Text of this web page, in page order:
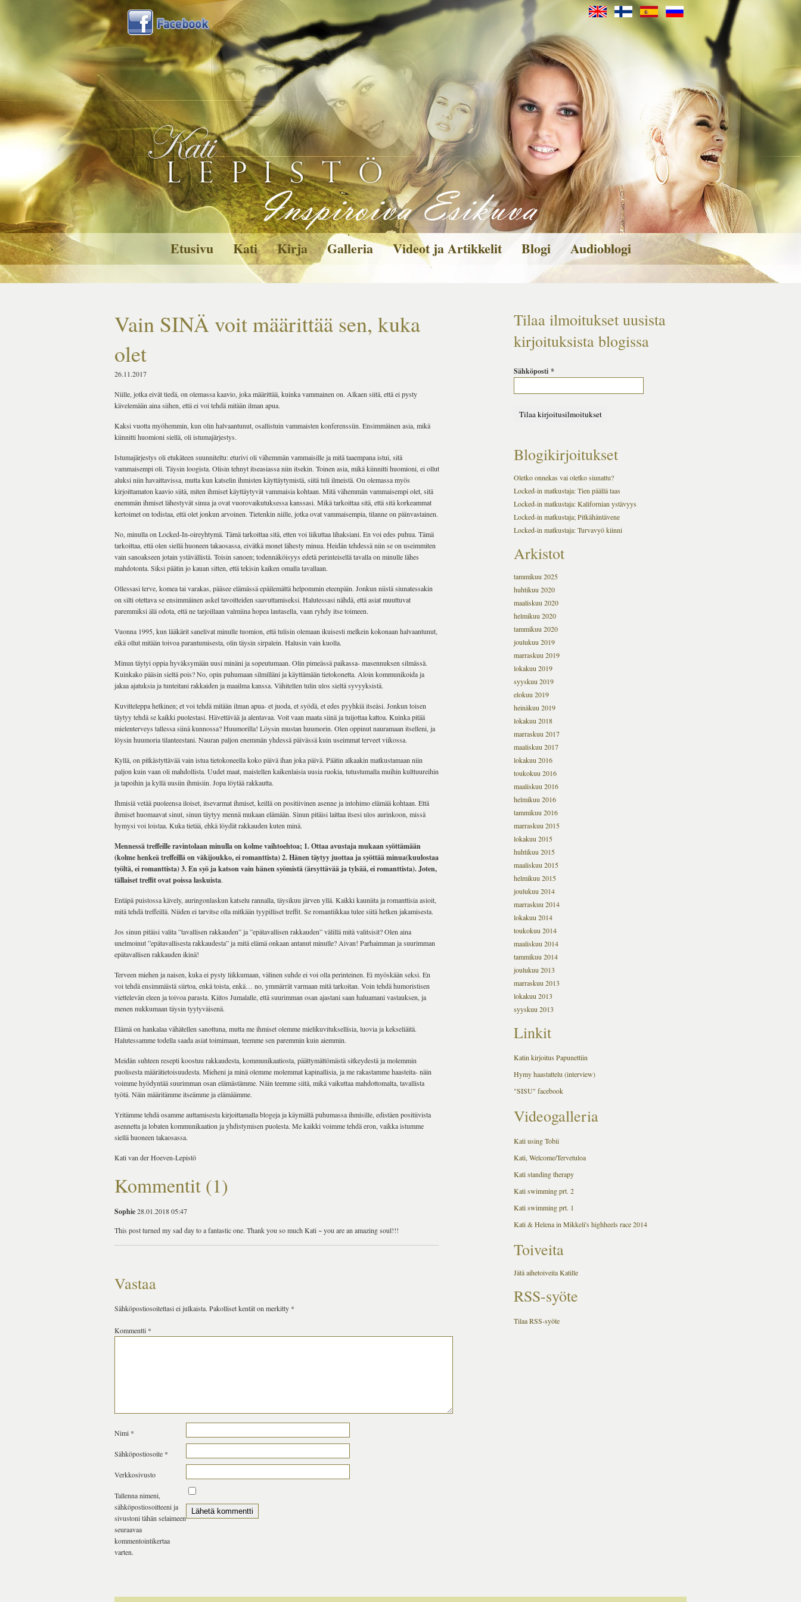
Etusivu Kati Kirja Galleria Videot ja Artikkelit Blogi
Toiveita
Audioblogi
Vain SINÄ voit määrittää sen, kuka
olet
26.11.2017
Niille, jotka eivät tiedä, on olemassa kaavio, joka määrittää, kuinka vammainen on. Alkaen siitä, että ei pysty
kävelemään aina siihen, että ei voi tehdä mitään ilman apua.
Kaksi vuotta myöhemmin, kun olin halvaantunut, osallistuin vammaisten konferenssiin. Ensimmäinen asia, mikä
kiinnitti huomioni siellä, oli istumajärjestys.
Istumajärjestys oli etukäteen suunniteltu: eturivi oli vähemmän vammaisille ja mitä taaempana istui, sitä
vammaisempi oli. Täysin loogista. Olisin tehnyt itseasiassa niin itsekin. Toinen asia, mikä kiinnitti huomioni, ei ollut
aluksi niin havaittavissa, mutta kun katselin ihmisten käyttäytymistä, siitä tuli ilmeistä. On olemassa myös
kirjoittamaton kaavio siitä, miten ihmiset käyttäytyvät vammaisia ​​kohtaan. Mitä vähemmän vammaisempi olet, sitä
enemmän ihmiset lähestyvät sinua ja ovat vuorovaikutuksessa kanssasi. Mikä tarkoittaa sitä, että sitä korkeammat
kertoimet on todistaa, että olet jonkun arvoinen. Tietenkin niille, jotka ovat vammaisempia, tilanne on päinvastainen.
No, minulla on Locked-In-oireyhtymä. Tämä tarkoittaa sitä, etten voi liikuttaa lihaksiani. En voi edes puhua. Tämä
tarkoittaa, että olen siellä huoneen takaosassa, eivätkä monet lähesty minua. Heidän tehdessä niin se on useimmiten
vain sanoakseen jotain ​​ystävällistä. Toisin sanoen; todennäköisyys edetä perinteisellä tavalla on minulle lähes
mahdotonta. Siksi päätin jo kauan sitten, että tekisin kaiken omalla tavallaan.
Ollessasi terve, komea tai varakas, pääsee elämässä epäilemättä helpommin eteenpäin. Jonkun niistä siunatessakin
on silti otettava se ensimmäinen askel tavoitteiden saavuttamiseksi. Halutessasi nähdä, että asiat muuttuvat
paremmiksi älä odota, että ne tarjoillaan valmiina hopea lautasella, vaan ryhdy itse toimeen.
Vuonna 1995, kun lääkärit sanelivat minulle tuomion, että tulisin olemaan ikuisesti melkein kokonaan halvaantunut,
eikä ollut mitään toivoa parantumisesta, olin täysin sirpalein. Halusin vain kuolla.
Minun täytyi oppia hyväksymään uusi minäni ja sopeutumaan. Olin pimeässä paikassa- masennuksen silmässä.
Kuinkako pääsin sieltä pois? No, opin puhumaan silmilläni ja käyttämään tietokonetta. Aloin kommunikoida ja
jakaa ajatuksia ja tunteitani rakkaiden ja maailma kanssa. Vähitellen tulin ulos sieltä syvyyksistä.
Kuvitteleppa hetkinen; et voi tehdä mitään ilman apua- et juoda, et syödä, et edes pyyhkiä itseäsi. Jonkun toisen
täytyy tehdä se kaikki puolestasi. Hävettävää ja alentavaa. Voit vaan maata siinä ja tuijottaa kattoa. Kuinka pitää
mielenterveys tallessa siinä kunnossa? Huumorilla! Löysin mustan huumorin. Olen oppinut nauramaan itselleni, ja
löysin huumoria tilanteestani. Nauran paljon enemmän yhdessä päivässä kuin useimmat terveet viikossa.
Kyllä, on pitkästyttävää vain istua tietokoneella koko päivä ihan joka päivä. Päätin alkaakin matkustamaan niin
paljon kuin vaan oli mahdollista. Uudet maat, maistellen kaikenlaisia ​​uusia ruokia, tutustumalla muihin kulttuureihin
ja tapoihin ja kyllä ​​uusiin ihmisiin. Jopa löytää rakkautta.
Ihmisiä vetää puoleensa iloiset, itsevarmat ihmiset, keillä on positiivinen asenne ja intohimo elämää kohtaan. Että
ihmiset huomaavat sinut, sinun täytyy mennä mukaan elämään. Sinun pitäisi laittaa itsesi ulos aurinkoon, missä
hymysi voi loistaa. Kuka tietää, ehkä löydät rakkauden kuten minä.
Mennessä treffeille ravintolaan minulla on kolme vaihtoehtoa; 1. Ottaa avustaja mukaan syöttämään
(kolme henkeä treffeillä on väkijoukko, ei romanttista) 2. Hänen täytyy juottaa ja syöttää minua(kuulostaa
työltä, ei romanttista) 3. En syö ja katson vain hänen syömistä (ärsyttävää ja tylsää, ei romanttista). Joten,
tällaiset treffit ovat poissa laskuista.
Entäpä puistossa kävely, auringonlaskun katselu rannalla, täysikuu järven yllä. Kaikki kauniita ja romanttisia asioit,
mitä tehdä treffeillä. Niiden ei tarvitse olla mitkään tyypilliset treffit. Se romantiikkaa tulee siitä hetken jakamisesta.
Jos sinun pitäisi valita ”tavallisen rakkauden” ja ”epätavallisen rakkauden” välillä mitä valitsisit? Olen aina
unelmoinut ”epätavallisesta rakkaudesta” ja mitä elämä onkaan antanut minulle? Aivan! Parhaimman ja suurimman
epätavallisen rakkauden ikinä!
Terveen miehen ja naisen, kuka ei pysty liikkumaan, välinen suhde ei voi olla perinteinen. Ei myöskään seksi. En
voi tehdä ensimmäistä siirtoa, enkä toista, enkä… no, ymmärrät varmaan mitä tarkoitan. Voin tehdä humoristisen
viettelevän eleen ja toivoa parasta. Kiitos Jumalalle, että suurimman osan ajastani saan haluamani vastauksen, ja
menen nukkumaan täysin tyytyväisenä.
Elämä on hankalaa vähätellen sanottuna, mutta me ihmiset olemme mielikuvituksellisia, luovia ja kekseliäitä.
Halutessamme todella saada asiat toimimaan, teemme sen paremmin kuin aiemmin.
Meidän suhteen resepti koostuu rakkaudesta, kommunikaatiosta, päättymättömästä sitkeydestä ja molemmin
puolisesta määrätietoisuudesta. Mieheni ja minä olemme molemmat kapinallisia, ja me rakastamme haasteita- näin
voimme hyödyntää suurimman osan elämästämme. Näin teemme siitä, mikä vaikuttaa mahdottomalta, tavallista
työtä. Näin määritämme itseämme ja elämäämme.
Yritämme tehdä osamme auttamisesta kirjoittamalla blogeja ja käymällä puhumassa ihmisille, edistäen positiivista
asennetta ja lobaten kommunikaation ja yhdistymisen puolesta. Me kaikki voimme tehdä eron, vaikka istumme
siellä huoneen takaosassa.
Kati van der Hoeven-Lepistö
Kommentit (1)
Sophie28.01.2018 05:47
This post turned my sad day to a fantastic one. Thank you so much Kati ~ you are an amazing soul!!!
Vastaa
Sähköpostiosoitettasi ei julkaista. Pakolliset kentät on merkitty *
Kommentti *
Nimi *
Sähköpostiosoite *
Verkkosivusto
Tallenna nimeni,
sähköpostiosoitteeni ja
sivustoni tähän selaimeen
seuraavaa
kommentointikertaa
varten.
Tilaa ilmoitukset uusista
kirjoituksista blogissa
Sähköposti *
Blogikirjoitukset
Oletko onnekas vai oletko siunattu?
Locked-in matkustaja: Tien päällä taas
Locked-in matkustaja: Kalifornian ystävyys
Locked-in matkustaja; Pitkähäntävene
Locked-in matkustaja: Turvavyö kiinni
Arkistot
tammikuu 2025
huhtikuu 2020
maaliskuu 2020
helmikuu 2020
tammikuu 2020
joulukuu 2019
marraskuu 2019
lokakuu 2019
syyskuu 2019
elokuu 2019
heinäkuu 2019
lokakuu 2018
marraskuu 2017
maaliskuu 2017
lokakuu 2016
toukokuu 2016
maaliskuu 2016
helmikuu 2016
tammikuu 2016
marraskuu 2015
lokakuu 2015
huhtikuu 2015
maaliskuu 2015
helmikuu 2015
joulukuu 2014
marraskuu 2014
lokakuu 2014
toukokuu 2014
maaliskuu 2014
tammikuu 2014
joulukuu 2013
marraskuu 2013
lokakuu 2013
syyskuu 2013
Linkit
Katin kirjoitus Papunettiin
Hymy haastattelu (interview)
"SISU" facebook
Videogalleria
Kati using Tobii
Kati, Welcome/Tervetuloa
Kati standing therapy
Kati swimming prt. 2
Kati swimming prt. 1
Kati & Helena in Mikkeli's highheels race 2014
Toiveita
Jätä aihetoiveita Katille
RSS-syöte
Tilaa RSS-syöte